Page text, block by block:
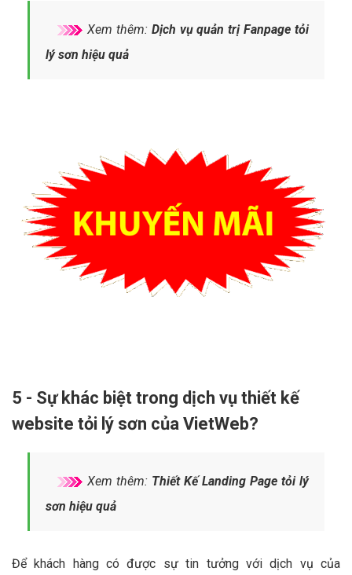
Xem thêm: Dịch vụ quản trị Fanpage tỏi
lý sơn hiệu quả
5 - Sự khác biệt trong dịch vụ thiết kế
website tỏi lý sơn của VietWeb?
Xem thêm: Thiết Kế Landing Page tỏi lý
sơn hiệu quả
Để khách hàng có được sự tin tưởng với dịch vụ của